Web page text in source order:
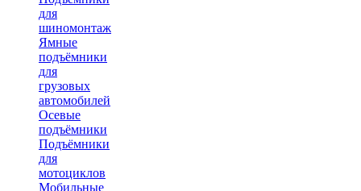
для
шиномонтажа
Ямные
подъёмники
для
грузовых
автомобилей
Осевые
подъёмники
Подъёмники
для
мотоциклов
Мобильные